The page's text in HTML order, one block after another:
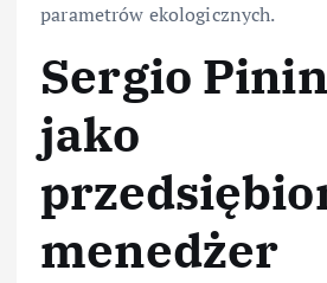
parametrów ekologicznych.
Sergio
jako
menedżer